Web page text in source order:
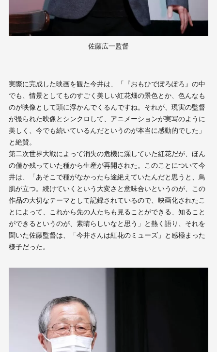
佐藤広一監督
実際に完成した映画を観た今井は、「『おもひでぽろぽろ』の中
でも、情景としてものすごく美しい紅花畑の景色とか、色んなも
のが映像として頭に浮かんでくるんですね。それが、現実の監督
が撮られた映像とシンクロして、アニメーションが実写のように
美しく、今でも続いているんだというのが本当に感動的でした」
と絶賛。
第二次世界大戦によって消失の危機に瀕していた紅花だが、ほん
の僅か残っていた種から生産が再開された。このことについて今
井は、「あそこで種がなかったら途絶えていたんだと思うと、鳥
肌が立つ。続けていくという大変さと意味合いというのが、この
作品の大切なテーマとして記録されているので、映画化されたこ
とによって、これから先の人たちも見ることができる、知ること
ができるというのが、素晴らしいなと思う」と熱く語り、それを
聞いた佐藤監督は、「今井さんは紅花のミューズ」と感極まった
様子だった。